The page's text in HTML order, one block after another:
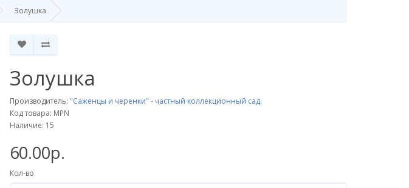
Золушка
Золушка
Производитель: "Саженцы и черенки" - частный коллекционный сад.
Код товара: MPN
Наличие: 15
60.00р.
Кол-во